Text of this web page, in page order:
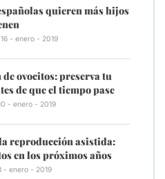
quieren más hijos
- enero - 2019
ovocitos: preserva tu
de que el tiempo pase
- enero - 2019
reproducción asistida:
en los próximos años
- enero - 2019